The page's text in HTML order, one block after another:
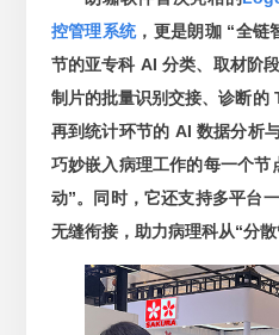
控管理系统，更是朗珈 “全链
节的亚专科 AI 分类、取材阶
制片的批量识别交接、诊断的
再到统计环节的 AI 数据分析
巧妙嵌入病理工作的每一个节
动”。同时，它还支持多平台
无缝衔接，助力病理科从“分散